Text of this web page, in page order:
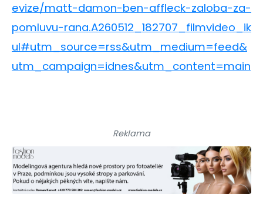
evize/matt-damon-ben-affleck-zaloba-za-
pomluvu-rana.A260512_182707_filmvideo_ik
ul#utm_source=rss&utm_medium=feed&
utm_campaign=idnes&utm_content=main
Reklama